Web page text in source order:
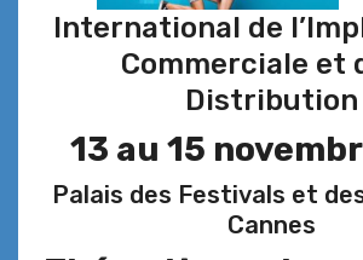
International de
Commerciale et
Distribution
13 au 15
Palais des Festivals et
Cannes